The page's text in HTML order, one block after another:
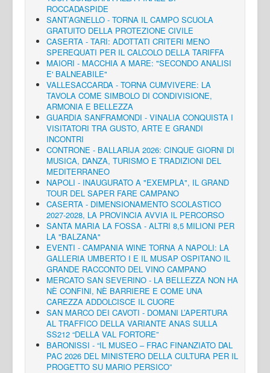
ROCCADASPIDE
SANT’AGNELLO - TORNA IL CAMPO SCUOLA
GRATUITO DELLA PROTEZIONE CIVILE
CASERTA - TARI: ADOTTATI CRITERI MENO
SPEREQUATI PER IL CALCOLO DELLA TARIFFA
MAIORI - MACCHIA A MARE: "SECONDO ANALISI
E' BALNEABILE"
VALLESACCARDA - TORNA CUMVIVERE: LA
TAVOLA COME SIMBOLO DI CONDIVISIONE,
ARMONIA E BELLEZZA
GUARDIA SANFRAMONDI - VINALIA CONQUISTA I
VISITATORI TRA GUSTO, ARTE E GRANDI
INCONTRI
CONTRONE - BALLARIJA 2026: CINQUE GIORNI DI
MUSICA, DANZA, TURISMO E TRADIZIONI DEL
MEDITERRANEO
NAPOLI - INAUGURATO A "EXEMPLA", IL GRAND
TOUR DEL SAPER FARE CAMPANO
CASERTA - DIMENSIONAMENTO SCOLASTICO
2027-2028, LA PROVINCIA AVVIA IL PERCORSO
SANTA MARIA LA FOSSA - ALTRI 8,5 MILIONI PER
LA "BALZANA"
EVENTI - CAMPANIA WINE TORNA A NAPOLI: LA
GALLERIA UMBERTO I E IL MUSAP OSPITANO IL
GRANDE RACCONTO DEL VINO CAMPANO
MERCATO SAN SEVERINO - LA BELLEZZA NON HA
NÈ CONFINI, NÈ BARRIERE E COME UNA
CAREZZA ADDOLCISCE IL CUORE
SAN MARCO DEI CAVOTI - DOMANI L’APERTURA
AL TRAFFICO DELLA VARIANTE ANAS SULLA
SS212 “DELLA VAL FORTORE”
BARONISSI - “IL MUSEO – FRAC FINANZIATO DAL
PAC 2026 DEL MINISTERO DELLA CULTURA PER IL
PROGETTO SU MARIO PERSICO”